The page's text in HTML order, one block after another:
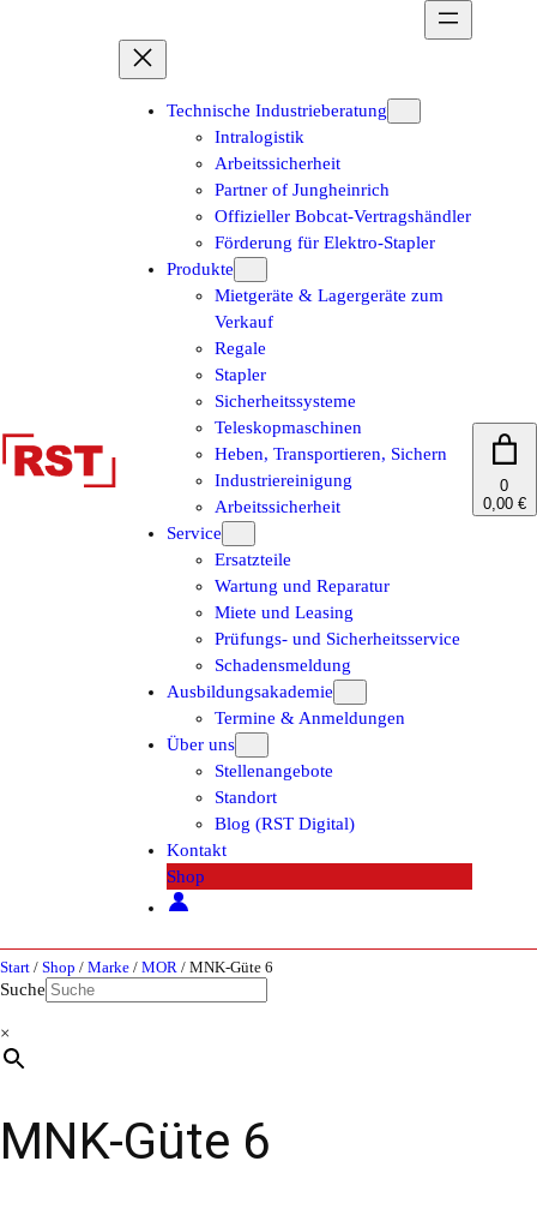
Technische Industrieberatung
Intralogistik
Arbeitssicherheit
Partner of Jungheinrich
Offizieller Bobcat-Vertragshändler
Förderung für Elektro-Stapler
Produkte
Mietgeräte & Lagergeräte zum
Verkauf
Regale
Stapler
Sicherheitssysteme
Teleskopmaschinen
Heben, Transportieren, Sichern
Industriereinigung
Arbeitssicherheit
Service
Ersatzteile
Wartung und Reparatur
Miete und Leasing
Prüfungs- und Sicherheitsservice
Schadensmeldung
Ausbildungsakademie
Termine & Anmeldungen
Über uns
Stellenangebote
Standort
Blog (RST Digital)
Kontakt
Shop
0
0,00 €
Start / Shop / Marke / MOR / MNK-Güte 6
Suche
×
MNK-Güte 6